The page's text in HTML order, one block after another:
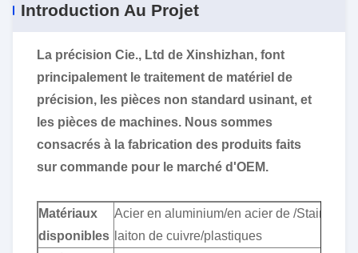
Introduction Au Projet
La précision Cie., Ltd de Xinshizhan, font
principalement le traitement de matériel de
précision, les pièces non standard usinant, et
les pièces de machines. Nous sommes
consacrés à la fabrication des produits faits
sur commande pour le marché d'OEM.
Matériaux
disponibles
Acier en aluminium/en acier de /Stainless/
laiton de cuivre/plastiques